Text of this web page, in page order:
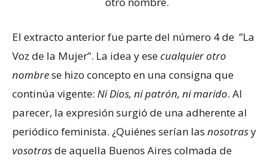
El extracto anterior fue parte del número 4 de ”La
Voz de la Mujer”. La idea y esecualquier otro
nombrese hizo concepto en una consigna que
continúa vigente: Ni Dios, ni patrón, ni marido. Al
parecer, la expresión surgió de una adherente al
periódico feminista. ¿Quiénes serían las nosotrasy
vosotrasde aquella Buenos Aires colmada de